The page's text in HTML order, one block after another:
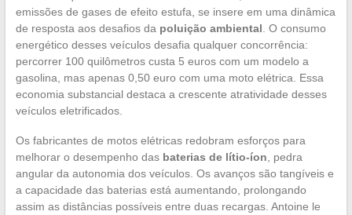
emissões de gases de efeito estufa, se insere em uma dinâmica
de resposta aos desafios da poluição ambiental . O consumo
energético desses veículos desafia qualquer concorrência:
percorrer 100 quilômetros custa 5 euros com um modelo a
gasolina, mas apenas 0,50 euro com uma moto elétrica. Essa
economia substancial destaca a crescente atratividade desses
veículos eletrificados.
Os fabricantes de motos elétricas redobram esforços para
melhorar o desempenho das baterias de lítio-íon , pedra
angular da autonomia dos veículos. Os avanços são tangíveis e
a capacidade das baterias está aumentando, prolongando
assim as distâncias possíveis entre duas recargas. Antoine le